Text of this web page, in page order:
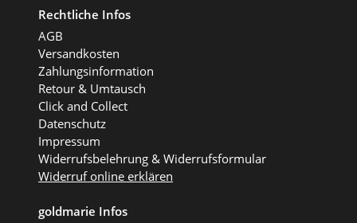
Rechtliche Infos
AGB
Versandkosten
Zahlungsinformation
Retour & Umtausch
Click and Collect
Datenschutz
Impressum
Widerrufsbelehrung & Widerrufsformular
Widerruf online erklären
goldmarie Infos